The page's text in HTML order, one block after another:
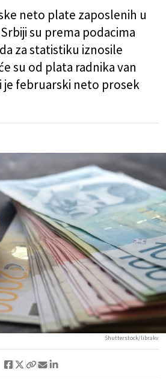
neto plate zaposlenih u
su prema podacima
za statistiku iznosile
su od plata radnika van
je februarski neto prosek
Shutterstock/librakv